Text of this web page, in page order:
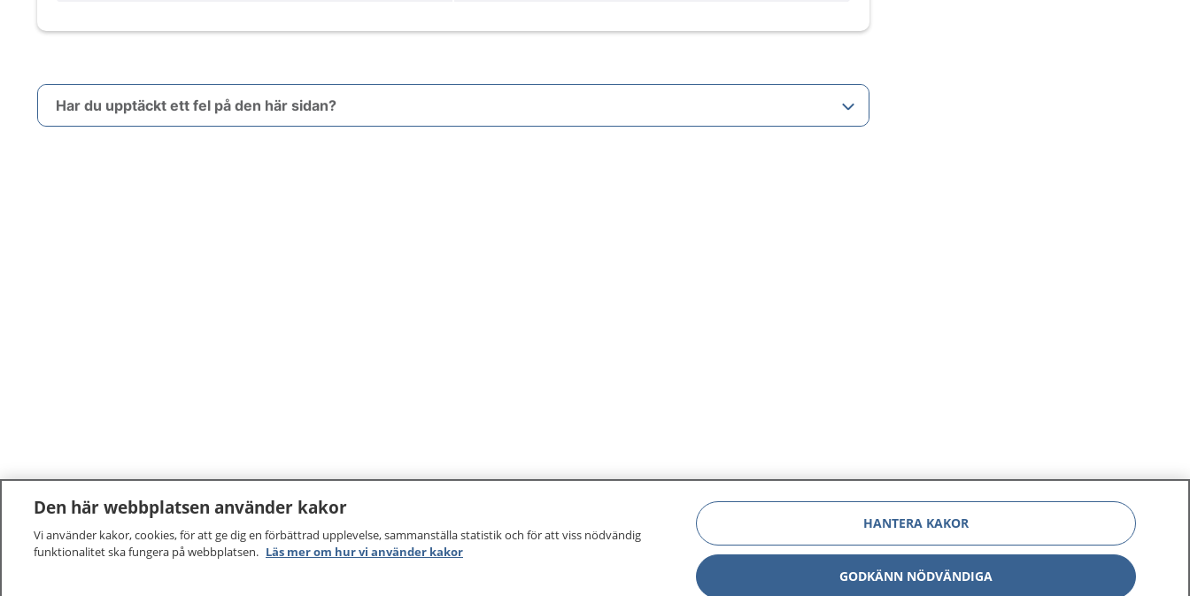
Har du upptäckt ett fel på den här sidan?
Den här webbplatsen använder kakor
Vi använder kakor, cookies, för att ge dig en förbättrad upplevelse, sammanställa statistik och för att viss nödvändig
funktionalitet ska fungera på webbplatsen. Läs mer om hur vi använder kakor
HANTERA KAKOR
GODKÄNN NÖDVÄNDIGA